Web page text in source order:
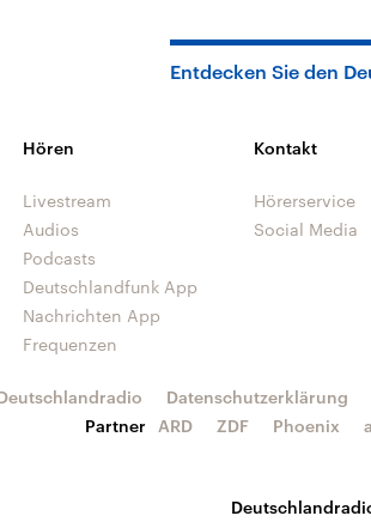
Entdecken Sie den
Hören
Livestream
Audios
Podcasts
Deutschlandfunk App
Nachrichten App
Frequenzen
Kontakt
Hörerservice
Social Media
Datenschutzerklärung
Partner
ARD ZDF Phoenix